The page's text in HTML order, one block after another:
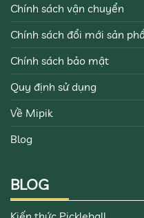
Chính sách vận chuyển
Chính sách đổi mới sản
Chính sách bảo mật
Quy định sử dụng
Về Mipik
Blog
BLOG